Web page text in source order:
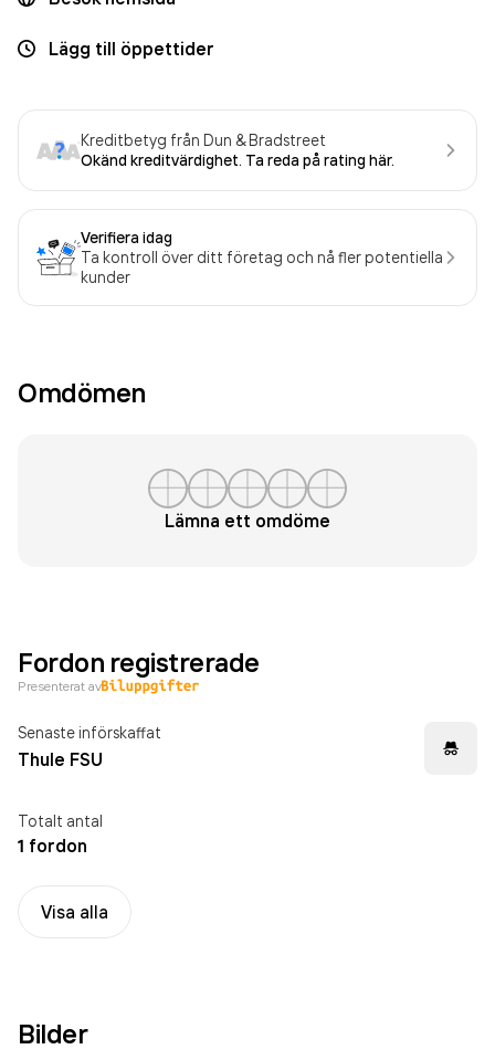
Lägg till öppettider
Kreditbetyg från Dun & Bradstreet
Okänd kreditvärdighet. Ta reda på rating här.
Verifiera idag
Ta kontroll över ditt företag och nå fler potentiella
kunder
Omdömen
Lämna ett omdöme
Fordon registrerade
Presenterat av
Senaste införskaffat
Thule FSU
Totalt antal
1 fordon
Visa alla
Bilder